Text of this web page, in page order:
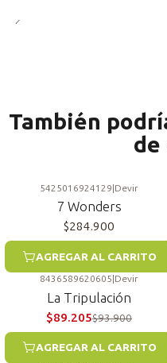
También
de
5425016924129|Devir
7 Wonders
$284.900
AGREGAR AL CARRITO
8436589620605 Devir
La Tripulación
$89.205$93.900
AGREGAR AL CARRITO